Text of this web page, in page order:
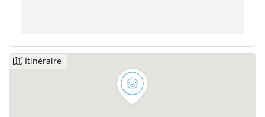
Itinéraire